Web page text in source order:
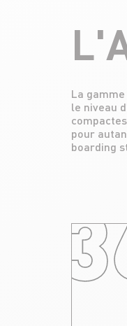
La
le niveau
pour
boarding
dessin
confère